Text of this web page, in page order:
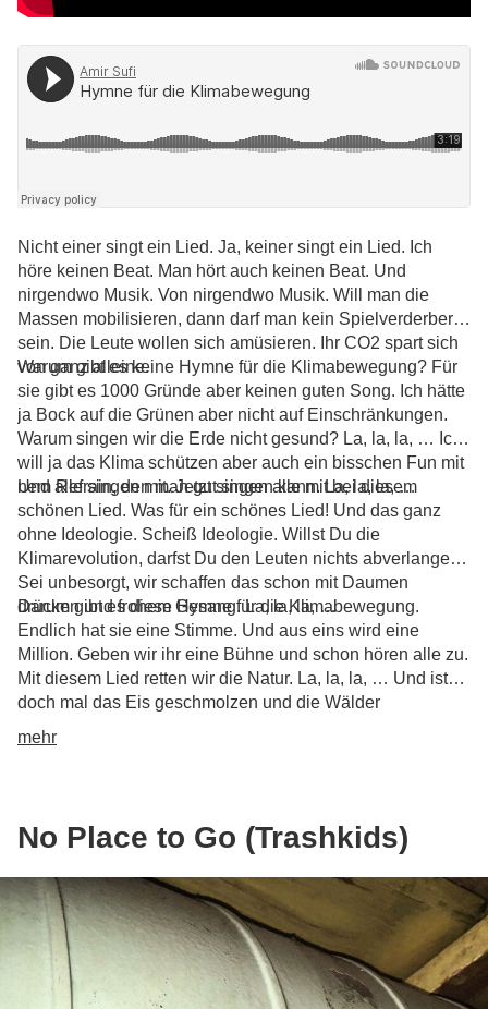
Nicht einer singt ein Lied. Ja, keiner singt ein Lied. Ich
höre keinen Beat. Man hört auch keinen Beat. Und
nirgendwo Musik. Von nirgendwo Musik. Will man die
Massen mobilisieren, dann darf man kein Spielverderber
sein. Die Leute wollen sich amüsieren. Ihr CO2 spart sich
von ganz alleine.
Warum gibt es keine Hymne für die Klimabewegung? Für
sie gibt es 1000 Gründe aber keinen guten Song. Ich hätte
ja Bock auf die Grünen aber nicht auf Einschränkungen.
Warum singen wir die Erde nicht gesund? La, la, la, … Ich
will ja das Klima schützen aber auch ein bisschen Fun mit
nem Refrain, den man gut singen kann. La, la, la, …
Und alle singen mit. Jetzt singen alle mit bei diesem
schönen Lied. Was für ein schönes Lied! Und das ganz
ohne Ideologie. Scheiß Ideologie. Willst Du die
Klimarevolution, darfst Du den Leuten nichts abverlangen.
Sei unbesorgt, wir schaffen das schon mit Daumen
drücken und frohem Gesang. La, la, la, …
Darum gibt es diese Hymne für die Klimabewegung.
Endlich hat sie eine Stimme. Und aus eins wird eine
Million. Geben wir ihr eine Bühne und schon hören alle zu.
Mit diesem Lied retten wir die Natur. La, la, la, … Und ist
doch mal das Eis geschmolzen und die Wälder
abgebrannt, dann singen wir ein letztes Mal zusammen.
La, la, la, …
mehr
No Place to Go (Trashkids)